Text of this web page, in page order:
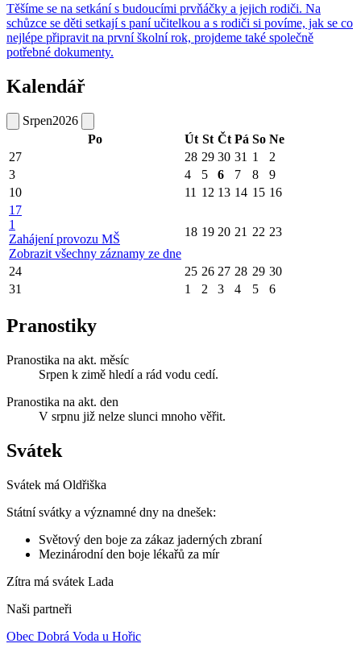
Těšíme se na setkání s budoucími prvňáčky a jejich rodiči. Na
schůzce se děti setkají s paní učitelkou a s rodiči si povíme, jak se co
nejlépe připravit na první školní rok, projdeme také společně
potřebné dokumenty.
Kalendář
Srpen2026
Po
Út St Čt Pá So Ne
27
28 29 30 31 1
2
3
4 5 6 7 8
9
10
11 12 13 14 15 16
17
1
Zahájení provozu MŠ
Zobrazit všechny záznamy ze dne
18 19 20 21 22 23
24 25 26 27 28 29 30
31
1 2 3 4 5 6
Pranostiky
Pranostika na akt. měsíc
Srpen k zimě hledí a rád vodu cedí.
Pranostika na akt. den
V srpnu již nelze slunci mnoho věřit.
Svátek
Svátek má Oldřiška
Státní svátky a významné dny na dnešek:
Světový den boje za zákaz jaderných zbraní
Mezinárodní den boje lékařů za mír
Zítra má svátek Lada
Naši partneři
Obec Dobrá Voda u Hořic